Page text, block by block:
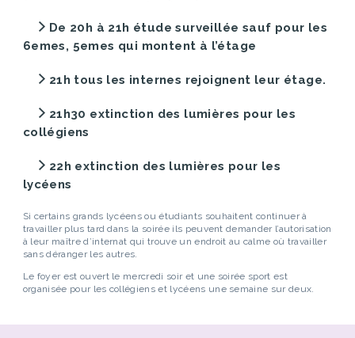
De 20h à 21h étude surveillée sauf pour les
6emes, 5emes qui montent à l’étage
21h tous les internes rejoignent leur étage.
21h30 extinction des lumières pour les
collégiens
22h extinction des lumières pour les
lycéens
Si certains grands lycéens ou étudiants souhaitent continuer à
travailler plus tard dans la soirée ils peuvent demander l’autorisation
à leur maître d’internat qui trouve un endroit au calme où travailler
sans déranger les autres.
Le foyer est ouvert le mercredi soir et une soirée sport est
organisée pour les collégiens et lycéens une semaine sur deux.